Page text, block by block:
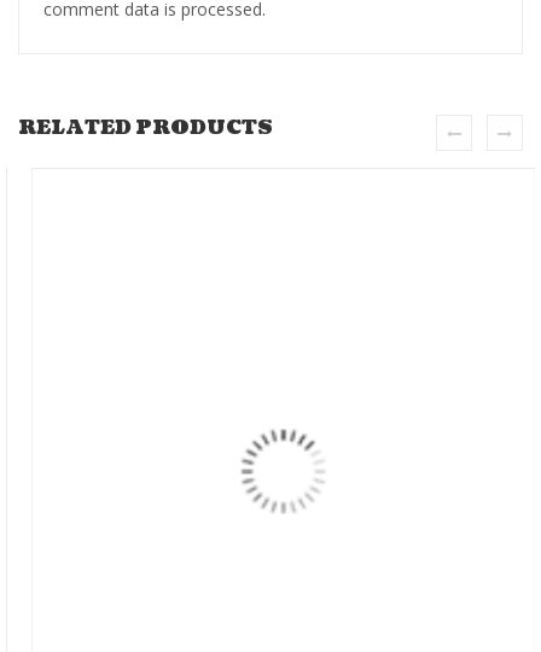
comment data is processed.
RELATED PRODUCTS